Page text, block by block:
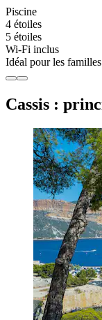
Piscine
4 étoiles
5 étoiles
Wi-Fi inclus
Idéal pour les familles
Cassis :